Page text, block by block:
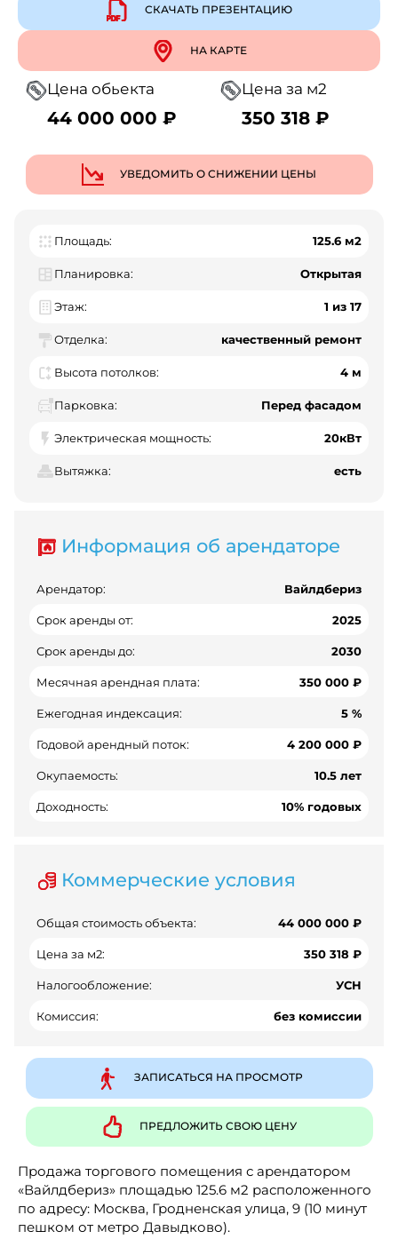
СКАЧАТЬ ПРЕЗЕНТАЦИЮ
НА КАРТЕ
Цена обьекта
44 000 000 ₽
Цена за м2
350 318 ₽
УВЕДОМИТЬ О СНИЖЕНИИ ЦЕНЫ
Площадь: 125.6 м2
Планировка: Открытая
Этаж: 1 из 17
Отделка: качественный ремонт
Высота потолков: 4 м
Парковка: Перед фасадом
Электрическая мощность: 20кВт
Вытяжка: есть
Информация об арендаторе
Арендатор: Вайлдбериз
Срок аренды от: 2025
Срок аренды до: 2030
Месячная арендная плата: 350 000 ₽
Ежегодная индексация: 5 %
Годовой арендный поток: 4 200 000 ₽
Окупаемость: 10.5 лет
Доходность: 10% годовых
Коммерческие условия
Общая стоимость объекта: 44 000 000 ₽
Цена за м2: 350 318 ₽
Налогообложение: УСН
Комиссия: без комиссии
ЗАПИСАТЬСЯ НА ПРОСМОТР
ПРЕДЛОЖИТЬ СВОЮ ЦЕНУ
Продажа торгового помещения с арендатором
«Вайлдбериз» площадью 125.6 м2 расположенного
по адресу: Москва, Гродненская улица, 9 (10 минут
пешком от метро Давыдково).